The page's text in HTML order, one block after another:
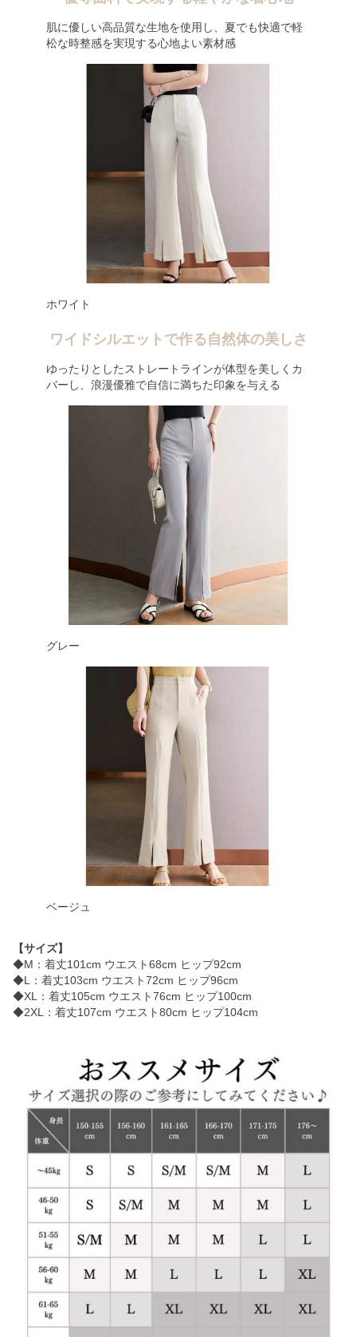
肌に優しい高品質な生地を使用し、夏でも快適で軽
松な時整感を実現する心地よい素材感
ホワイト
ワイドシルエットで作る自然体の美しさ
ゆったりとしたストレートラインが体型を美しくカ
バーし、浪漫優雅で自信に満ちた印象を与える
グレー
ベージュ
【サイズ】
◆M：着丈101cm ウエスト68cm ヒップ92cm
◆L：着丈103cm ウエスト72cm ヒップ96cm
◆XL：着丈105cm ウエスト76cm ヒップ100cm
◆2XL：着丈107cm ウエスト80cm ヒップ104cm